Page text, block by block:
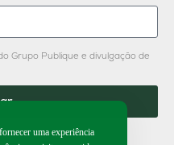
Grupo Publique e divulgação de
uma experiência